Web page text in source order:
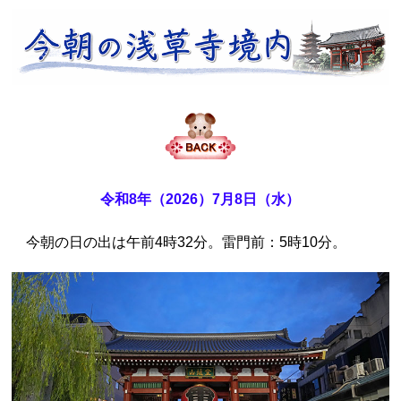
令和8年（2026）7月8日（水）
今朝の日の出は午前4時32分。雷門前：5時10分。